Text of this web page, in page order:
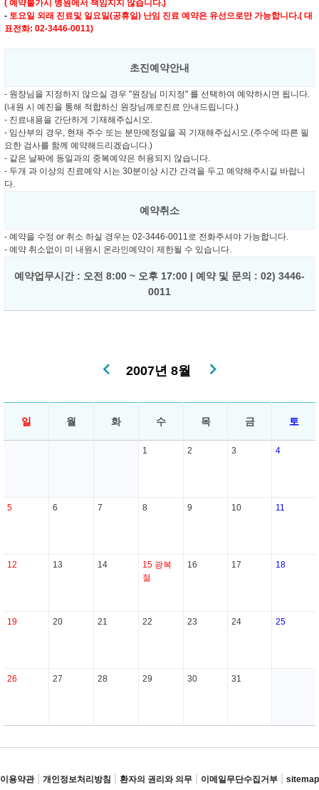
( 예약불가시 병원에서 책임지지 않습니다.)
- 토요일 외래 진료및 일요일(공휴일) 난임 진료 예약은 유선으로만 가능합니다.( 대
표전화: 02-3446-0011)
초진예약안내
- 원장님을 지정하지 않으실 경우 "원장님 미지정" 를 선택하여 예약하시면 됩니다.
(내원 시 예진을 통해 적합하신 원장님께로진료 안내드립니다.)
- 진료내용을 간단하게 기재해주십시오.
- 임산부의 경우, 현재 주수 또는 분만예정일을 꼭 기재해주십시오.(주수에 따른 필
요한 검사를 함께 예약해드리겠습니다.)
- 같은 날짜에 동일과의 중복예약은 허용되지 않습니다.
- 두개 과 이상의 진료예약 시는 30분이상 시간 간격을 두고 예약해주시길 바랍니
다.
예약취소
- 예약을 수정 or 취소 하실 경우는 02-3446-0011로 전화주셔야 가능합니다.
- 예약 취소없이 미 내원시 온라인예약이 제한될 수 있습니다.
예약업무시간 : 오전 8:00 ~ 오후 17:00 | 예약 및 문의 : 02) 3446-
0011
2007년 8월
일 월 화 수 목 금 토
1 2 3 4
5 6 7 8 9 10 11
12 13 14 15 광복
절
16 17 18
19 20 21 22 23 24 25
26 27 28 29 30 31
이용약관 개인정보처리방침 환자의 권리와 의무 이메일무단수집거부 sitemap